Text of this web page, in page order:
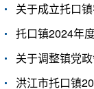
关于成立托口
托口镇2024年